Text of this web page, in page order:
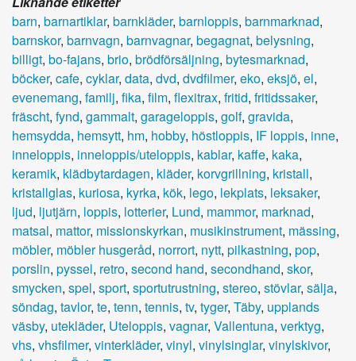
barn, barnartiklar, barnkläder, barnloppis, barnmarknad,
barnskor, barnvagn, barnvagnar, begagnat, belysning,
billigt, bo-fajans, brio, brödförsäljning, bytesmarknad,
böcker, cafe, cyklar, data, dvd, dvdfilmer, eko, eksjö, el,
evenemang, familj, fika, film, flexitrax, fritid, fritidssaker,
fräscht, fynd, gammalt, garageloppis, golf, gravida,
hemsydda, hemsytt, hm, hobby, höstloppis, IF loppis, inne,
inneloppis, inneloppis/uteloppis, kablar, kaffe, kaka,
keramik, klädbytardagen, kläder, korvgrillning, kristall,
kristallglas, kuriosa, kyrka, kök, lego, lekplats, leksaker,
ljud, ljutjärn, loppis, lotterier, Lund, mammor, marknad,
matsal, mattor, missionskyrkan, musikinstrument, mässing,
möbler, möbler husgeråd, norrort, nytt, pilkastning, pop,
porslin, pyssel, retro, second hand, secondhand, skor,
smycken, spel, sport, sportutrustning, stereo, stövlar, sälja,
söndag, tavlor, te, tenn, tennis, tv, tyger, Täby, upplands
väsby, utekläder, Uteloppis, vagnar, Vallentuna, verktyg,
vhs, vhsfilmer, vinterkläder, vinyl, vinylsinglar, vinylskivor,